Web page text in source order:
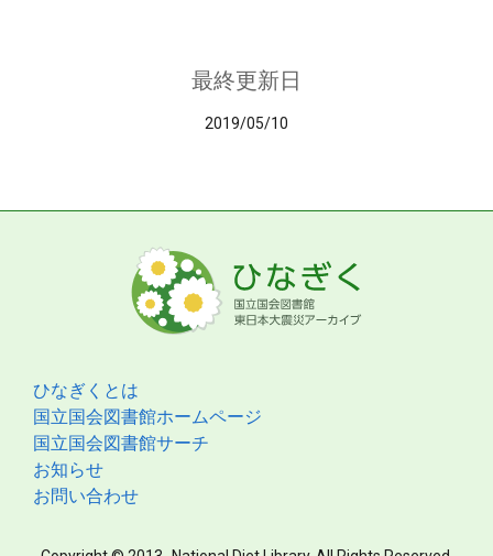
最終更新日
2019/05/10
ひなぎくとは
国立国会図書館ホームページ
国立国会図書館サーチ
お知らせ
お問い合わせ